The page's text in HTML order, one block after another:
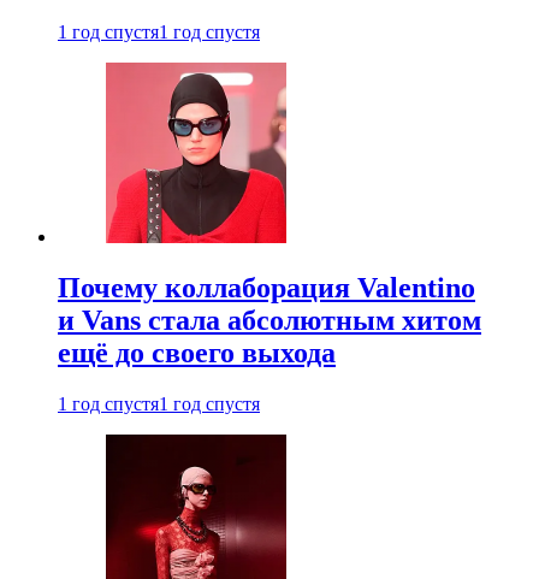
1 год спустя1 год спустя
Почему коллаборация Valentino
и Vans стала абсолютным хитом
ещё до своего выхода
1 год спустя1 год спустя